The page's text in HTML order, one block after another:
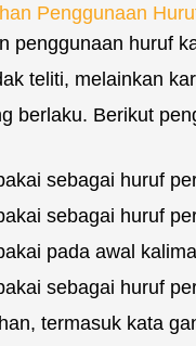
Penggunaan
penggunaan huruf
teliti, melainkan
berlaku. Berikut
sebagai huruf
sebagai huruf
pada awal
sebagai huruf
termasuk kata